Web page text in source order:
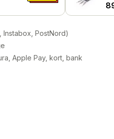
Instabox, PostNord)
Apple Pay, kort, bank